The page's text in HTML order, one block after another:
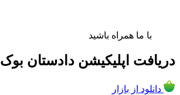
با ما همراه باشید
دریافت اپلیکیشن دادستان بوک
دانلود از بازار